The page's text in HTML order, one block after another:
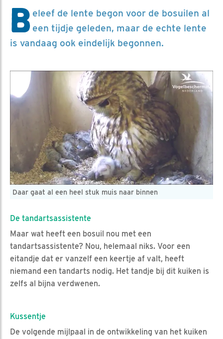
B eleef de lente begon voor de bosuilen al
een tijdje geleden, maar de echte lente
is vandaag ook eindelijk begonnen.
Daar gaat al een heel stuk muis naar binnen
De tandartsassistente
Maar wat heeft een bosuil nou met een
tandartsassistente? Nou, helemaal niks. Voor een
eitandje dat er vanzelf een keertje af valt, heeft
niemand een tandarts nodig. Het tandje bij dit kuiken is
zelfs al bijna verdwenen.
Kussentje
De volgende mijlpaal in de ontwikkeling van het kuiken